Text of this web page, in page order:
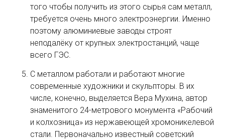
того чтобы получить из этого сырья сам металл,
требуется очень много электроэнергии. Именно
поэтому алюминиевые заводы строят
неподалёку от крупных электростанций, чаще
всего ГЭС.
С металлом работали и работают многие
современные художники и скульпторы. В их
числе, конечно, выделяется Вера Мухина, автор
знаменитого 24-метрового монумента «Рабочий
и колхозница» из нержавеющей хромоникелевой
стали. Первоначально известный советский